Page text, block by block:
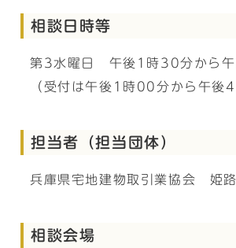
相談日時等
第3水曜日 午後1時30分から
（受付は午後1時00分から午後
担当者（担当団体）
兵庫県宅地建物取引業協会 姫
相談会場